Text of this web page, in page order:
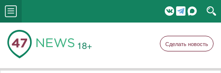
18+ Сделать новость